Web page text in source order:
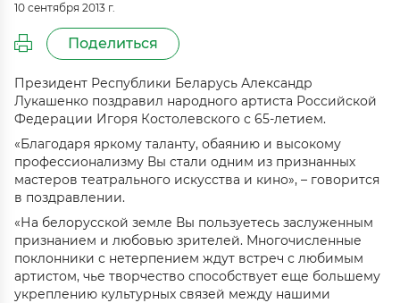
10 сентября 2013 г.
Поделиться
Президент Республики Беларусь Александр
Лукашенко поздравил народного артиста Российской
Федерации Игоря Костолевского с 65-летием.
«Благодаря яркому таланту, обаянию и высокому
профессионализму Вы стали одним из признанных
мастеров театрального искусства и кино», – говорится
в поздравлении.
«На белорусской земле Вы пользуетесь заслуженным
признанием и любовью зрителей. Многочисленные
поклонники с нетерпением ждут встреч с любимым
артистом, чье творчество способствует еще большему
укреплению культурных связей между нашими